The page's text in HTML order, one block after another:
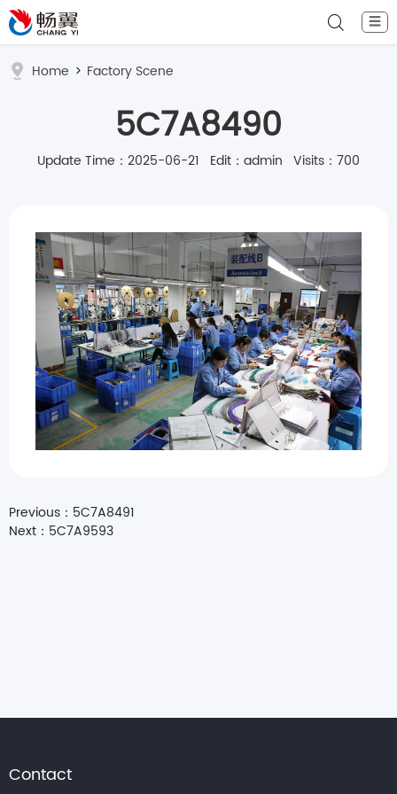
☰
Home > Factory Scene
5C7A8490
Update Time：2025-06-21 Edit：admin Visits：700
Previous： 5C7A8491
Next： 5C7A9593
Contact